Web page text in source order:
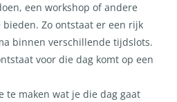
een workshop of andere
Zo ontstaat er een rijk
binnen verschillende tijdslots.
voor die dag komt op een
te maken wat je die dag gaat